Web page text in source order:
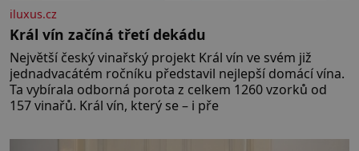
iluxus.cz
Král vín začíná třetí dekádu
Největší český vinařský projekt Král vín ve svém již
jednadvacátém ročníku představil nejlepší domácí vína.
Ta vybírala odborná porota z celkem 1260 vzorků od
157 vinařů. Král vín, který se – i pře